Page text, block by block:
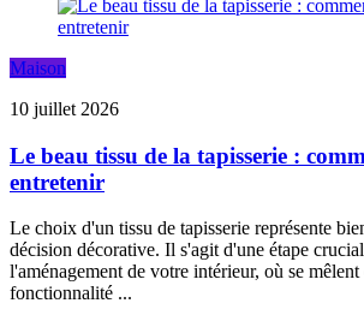
Maison
10 juillet 2026
Le beau tissu de la tapisserie :
entretenir
Le choix d'un tissu de tapisserie représente
décision décorative. Il s'agit d'une étape
l'aménagement de votre intérieur, où se mêlent
fonctionnalité ...